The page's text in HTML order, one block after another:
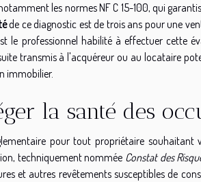
les normes NF C 15-100, qui
de ce diagnostic est de trois ans pour une
le professionnel habilité à effectuer cette
transmis à l'acquéreur ou au locataire
immobilier.
la santé des
pour tout propriétaire souhaitant
techniquement nommée Constat des
et autres revêtements susceptibles de